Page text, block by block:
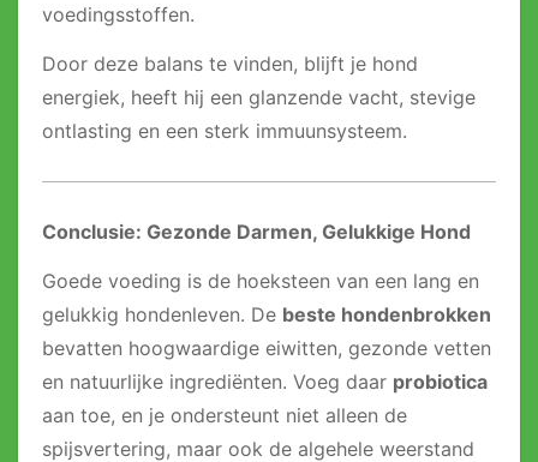
voedingsstoffen.
Door deze balans te vinden, blijft je hond
energiek, heeft hij een glanzende vacht, stevige
ontlasting en een sterk immuunsysteem.
Conclusie: Gezonde Darmen, Gelukkige Hond
Goede voeding is de hoeksteen van een lang en
gelukkig hondenleven. De beste hondenbrokken
bevatten hoogwaardige eiwitten, gezonde vetten
en natuurlijke ingrediënten. Voeg daar probiotica
aan toe, en je ondersteunt niet alleen de
spijsvertering, maar ook de algehele weerstand